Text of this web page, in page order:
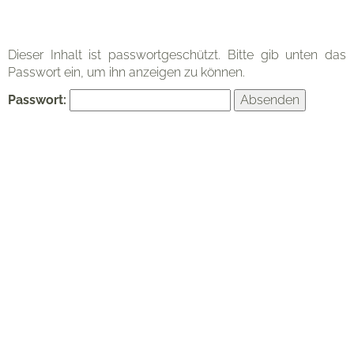
Organisation
Dieser Inhalt ist passwortgeschützt. Bitte gib unten das
Passwort ein, um ihn anzeigen zu können.
Passwort: